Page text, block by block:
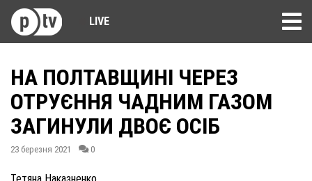
LIVE
НА ПОЛТАВЩИНІ ЧЕРЕЗ
ОТРУЄННЯ ЧАДНИМ ГАЗОМ
ЗАГИНУЛИ ДВОЄ ОСІБ
23 березня 2021 0